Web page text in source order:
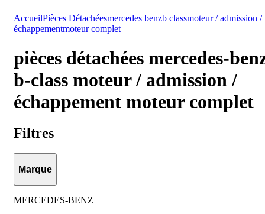
AccueilPièces Détachéesmercedes benzb classmoteur / admission /
échappementmoteur complet
pièces détachées mercedes-
b-class moteur / admission /
échappement moteur complet
Filtres
Marque
MERCEDES-BENZ